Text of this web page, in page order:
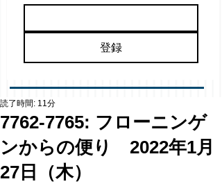
登録
7762-7765: フローニンゲ
ンからの便り 2022年1月
27日（木）
読了時間: 11分